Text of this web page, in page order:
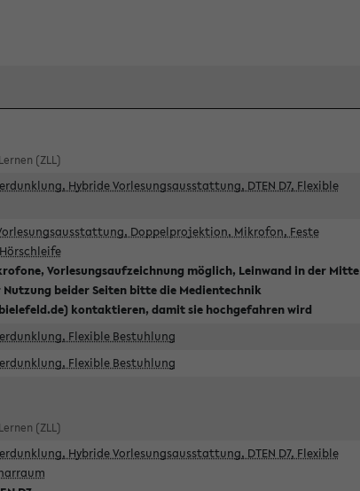
(ZLL)
Hybride Vorlesungsausstattung, DTEN D7, Flexible
Doppelprojektion, Mikrofon, Feste
Vorlesungsaufzeichnung möglich, Leinwand in der Mitte
beider Seiten bitte die Medientechnik
kontaktieren, damit sie hochgefahren wird
Flexible Bestuhlung
Flexible Bestuhlung
(ZLL)
Hybride Vorlesungsausstattung, DTEN D7, Flexible